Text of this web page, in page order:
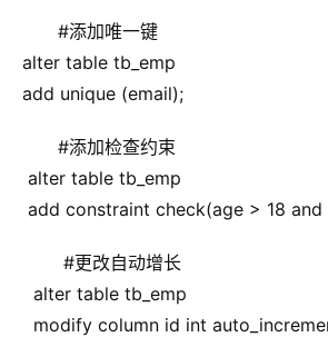
#添加唯一键
alter table tb_emp
add unique (email);
#添加检查约束
alter table tb_emp
add constraint check(age > 18
#更改自动增长
alter table tb_emp
modify column id int